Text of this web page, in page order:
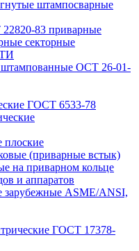
штампосварные
83 приварные
секторные
ОСТ 26-01-
ГОСТ 6533-78
плоские
(приварные встык)
на приварном кольце
и аппаратов
зарубежные ASME/ANSI,
ГОСТ 17378-